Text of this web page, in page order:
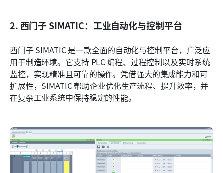
2. 西门子 SIMATIC：工业自动化与控制平台
西门子 SIMATIC 是一款全面的自动化与控制平台，广泛应
用于制造环境。它支持 PLC 编程、过程控制以及实时系统
监控，实现精准且可靠的操作。凭借强大的集成能力和可
扩展性，SIMATIC 帮助企业优化生产流程、提升效率，并
在复杂工业系统中保持稳定的性能。